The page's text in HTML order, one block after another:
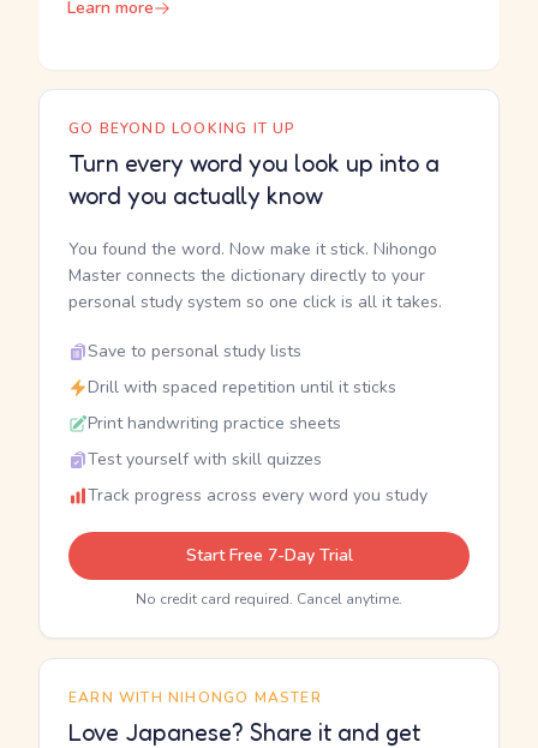
Learn more
GO BEYOND LOOKING IT UP
Turn every word you look up into a
word you actually know
You found the word. Now make it stick. Nihongo
Master connects the dictionary directly to your
personal study system so one click is all it takes.
Save to personal study lists
Drill with spaced repetition until it sticks
Print handwriting practice sheets
Test yourself with skill quizzes
Track progress across every word you study
Start Free 7-Day Trial
No credit card required. Cancel anytime.
EARN WITH NIHONGO MASTER
Love Japanese? Share it and get